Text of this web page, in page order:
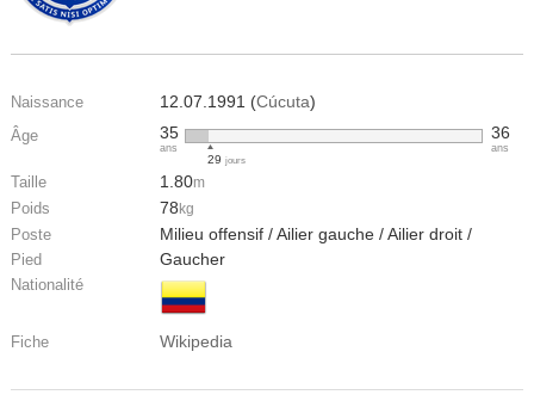
Naissance 12.07.1991 (Cúcuta)
Âge 35
ans
29jours
36
ans
Taille 1.80m
Poids 78 kg
Poste Milieu offensif / Ailier gauche / Ailier droit /
Pied Gaucher
Nationalité
Fiche Wikipedia